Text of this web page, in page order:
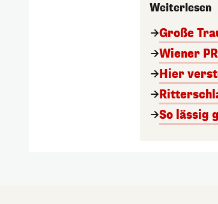
Weiterlesen
Große
Wiener
Hier
So lässig